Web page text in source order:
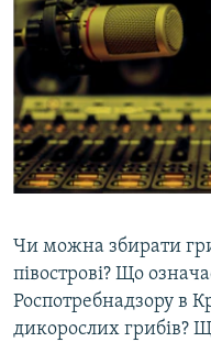
СПЕЦПРОЕКТИ
ДЕПОРТАЦІЯ
ВІДЕОУРОКИ «ELIFBE»
СВІДЧЕННЯ ОКУПАЦІЇ
УКРАЇНСЬКА ПРОБЛЕМА
ЯК ОБІЙТИ
Русский
Qırımtatar
Усі сайти RFE/RL
Чи можна збирати
півострові? Що
Роспотребнадзору в
дикорослих грибів?